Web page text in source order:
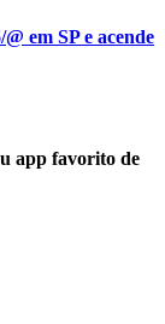
em SP e acende
app favorito de